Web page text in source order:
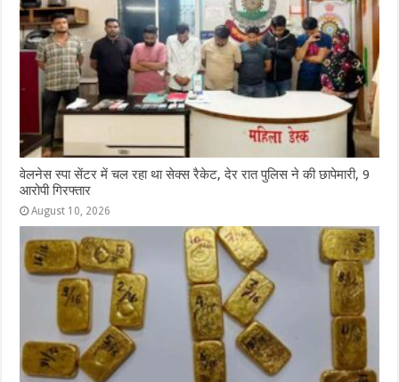
वेलनेस स्पा सेंटर में चल रहा था सेक्स रैकेट, देर रात पुलिस ने की छापेमारी, 9
आरोपी गिरफ्तार
August 10, 2026